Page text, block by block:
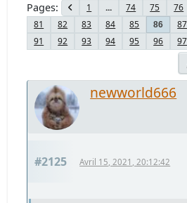
Pages 1 ... 74 75 76
81
82 83 84 85 86 87
91
92 93 94 95 96 97
newworld666
#2125 Avril 15, 2021, 20:12:42